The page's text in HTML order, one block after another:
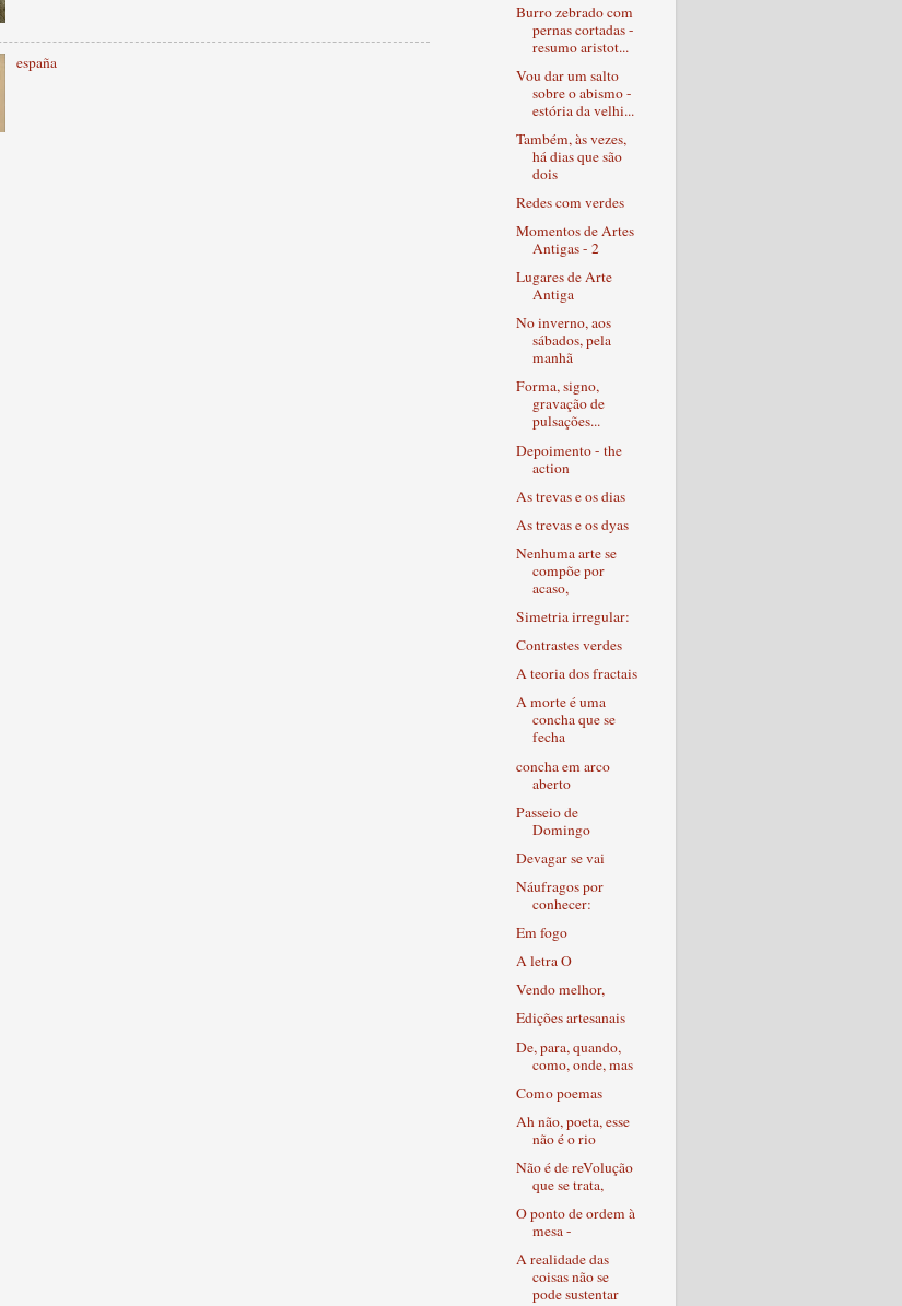
españa
Burro zebrado com
pernas cortadas -
resumo aristot...
Vou dar um salto
sobre o abismo -
estória da velhi...
Também, às vezes,
há dias que são
dois
Redes com verdes
Momentos de Artes
Antigas - 2
Lugares de Arte
Antiga
No inverno, aos
sábados, pela
manhã
Forma, signo,
gravação de
pulsações...
Depoimento - the
action
As trevas e os dias
As trevas e os dyas
Nenhuma arte se
compõe por
acaso,
Simetria irregular:
Contrastes verdes
A teoria dos fractais
A morte é uma
concha que se
fecha
concha em arco
aberto
Passeio de
Domingo
Devagar se vai
Náufragos por
conhecer:
Em fogo
A letra O
Vendo melhor,
Edições artesanais
De, para, quando,
como, onde, mas
Como poemas
Ah não, poeta, esse
não é o rio
Não é de reVolução
que se trata,
O ponto de ordem à
mesa -
A realidade das
coisas não se
pode sustentar